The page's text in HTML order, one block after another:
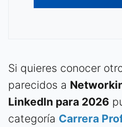
Si quieres conocer
parecidos a
LinkedIn para 2026
categoría Carrera